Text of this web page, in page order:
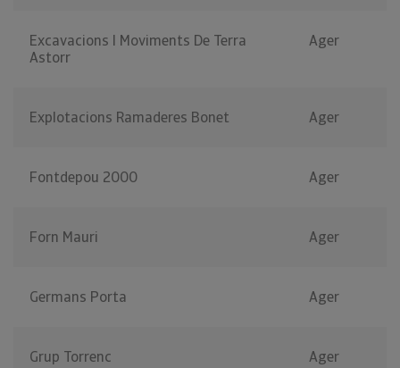
Excavacions I Moviments De Terra
Astorr
Ager
Explotacions Ramaderes Bonet Ager
Fontdepou 2000 Ager
Forn Mauri Ager
Germans Porta Ager
Grup Torrenc Ager